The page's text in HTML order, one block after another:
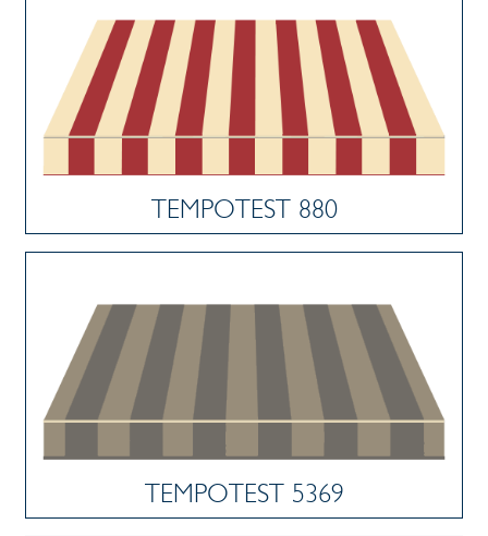
TEMPOTEST 880
TEMPOTEST 5369